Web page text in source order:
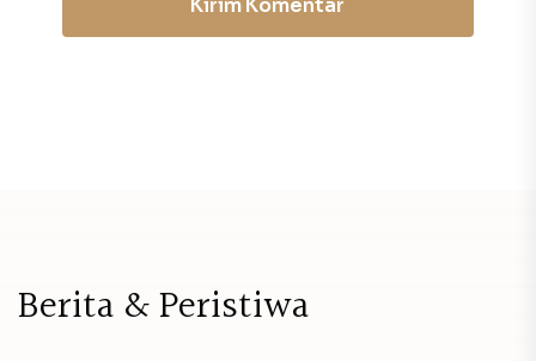
Kirim Komentar
Berita&Peristiwa